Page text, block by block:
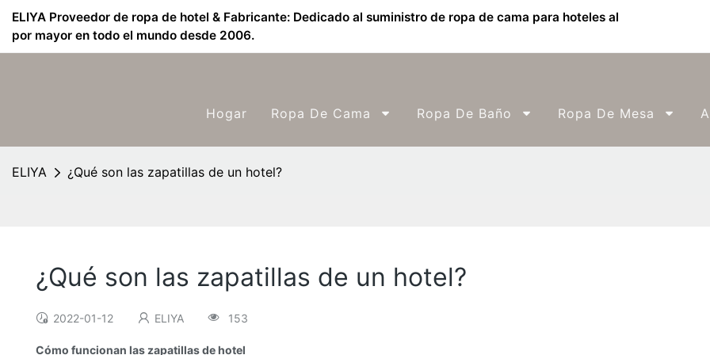
ELIYA Proveedor de ropa de hotel & Fabricante: Dedicado al suministro de ropa de cama para hoteles al
por mayor en todo el mundo desde 2006.
Hogar Ropa De Cama Ropa De Baño Ropa De Mesa
ELIYA ¿Qué son las zapatillas de un hotel?
¿Qué son las zapatillas de un hotel?
2022-01-12 ELIYA 153
Cómo funcionan las zapatillas de hotel